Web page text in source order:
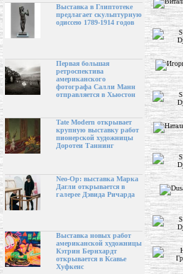
Выставка в Глиптотеке
предлагает скульптурную
одиссею 1789-1914 годов
Первая большая
ретроспектива
американского
фотографа Салли Манн
отправляется в Хьюстон
Tate Modern открывает
крупную выставку работ
пионерской художницы
Доротеи Таннинг
Neo-Op: выставка Марка
Дагли открывается в
галерее Дэвида Ричарда
Выставка новых работ
американской художницы
Кэтрин Бернхардт
открывается в Ксавье
Хуфкенс